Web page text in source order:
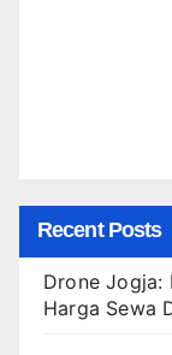
Recent Posts
Drone Jogja:
Harga Sewa